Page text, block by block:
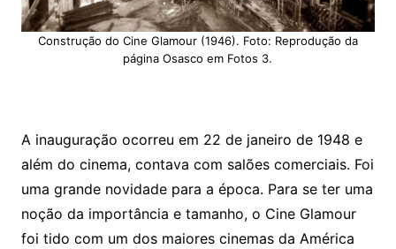
Construção do Cine Glamour (1946). Foto: Reprodução da
página Osasco em Fotos 3.
A inauguração ocorreu em 22 de janeiro de 1948 e
além do cinema, contava com salões comerciais. Foi
uma grande novidade para a época. Para se ter uma
noção da importância e tamanho, o Cine Glamour
foi tido com um dos maiores cinemas da América